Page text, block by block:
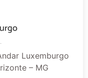
Luxemburgo
– MG